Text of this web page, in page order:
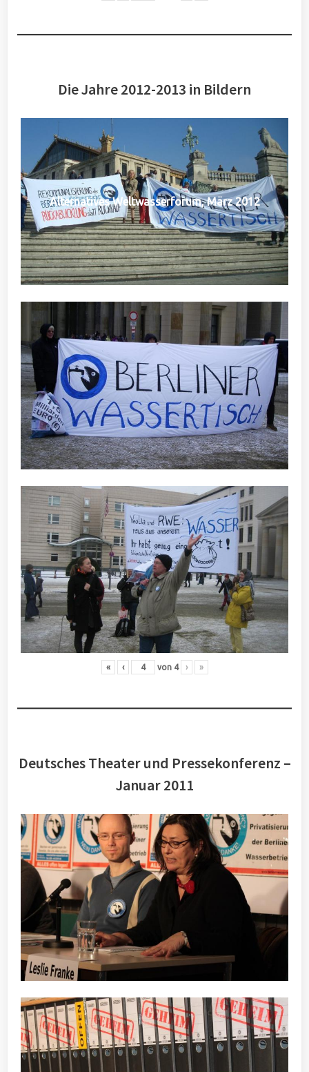
Die Jahre 2012-2013 in Bildern
Alternatives Weltwasserforum, März 2012
« ‹ von 4 › »
Deutsches Theater und Pressekonferenz –
Januar 2011